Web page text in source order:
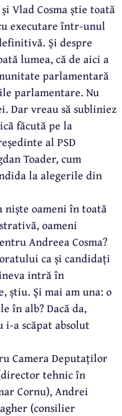
Vlad Cosma știe toată
executare într-unul
Și despre
lumea, că de aici a
parlamentară
parlamentare. Nu
Dar vreau să subliniez
făcută pe la
al PSD
Toader, cum
la alegerile din
niște oameni în toată
oameni
Andreea Cosma?
ca și candidați
intră în
știu. Și mai am una: o
în alb? Dacă da,
a scăpat absolut
Camera Deputaților
tehnic în
Cornu), Andrei
(consilier